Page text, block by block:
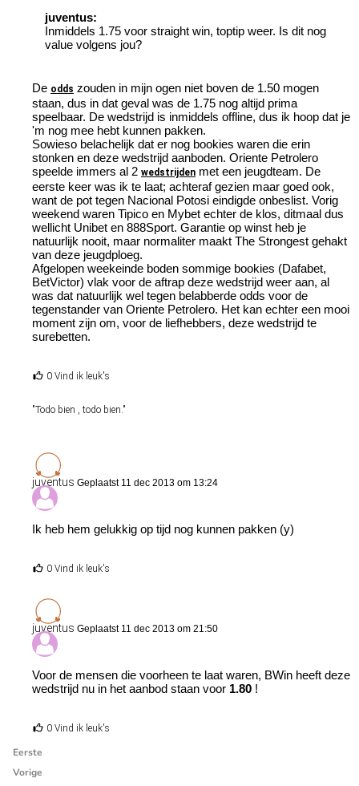
juventus:
Inmiddels 1.75 voor straight win, toptip weer. Is dit nog
value volgens jou?
De odds zouden in mijn ogen niet boven de 1.50 mogen
staan, dus in dat geval was de 1.75 nog altijd prima
speelbaar. De wedstrijd is inmiddels offline, dus ik hoop dat je
'm nog mee hebt kunnen pakken.
Sowieso belachelijk dat er nog bookies waren die erin
stonken en deze wedstrijd aanboden. Oriente Petrolero
speelde immers al 2 wedstrijden met een jeugdteam. De
eerste keer was ik te laat; achteraf gezien maar goed ook,
want de pot tegen Nacional Potosi eindigde onbeslist. Vorig
weekend waren Tipico en Mybet echter de klos, ditmaal dus
wellicht Unibet en 888Sport. Garantie op winst heb je
natuurlijk nooit, maar normaliter maakt The Strongest gehakt
van deze jeugdploeg.
Afgelopen weekeinde boden sommige bookies (Dafabet,
BetVictor) vlak voor de aftrap deze wedstrijd weer aan, al
was dat natuurlijk wel tegen belabberde odds voor de
tegenstander van Oriente Petrolero. Het kan echter een mooi
moment zijn om, voor de liefhebbers, deze wedstrijd te
surebetten.
0 Vind ik leuk's
"Todo bien , todo bien."
juventus Geplaatst 11 dec 2013 om 13:24
Ik heb hem gelukkig op tijd nog kunnen pakken (y)
0 Vind ik leuk's
juventus Geplaatst 11 dec 2013 om 21:50
Voor de mensen die voorheen te laat waren, BWin heeft deze
wedstrijd nu in het aanbod staan voor 1.80 !
0 Vind ik leuk's
Eerste
Vorige